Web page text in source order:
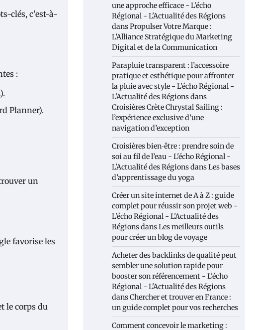
clés, c’est-à-
:
Planner).
un
favorise les
le corps du
une approche efficace - L'écho
Régional - L'Actualité des Régions
dansPropulser Votre Marque :
L’Alliance Stratégique du Marketing
Digital et de la Communication
Parapluie transparent : l’accessoire
pratique et esthétique pour affronter
la pluie avec style - L'écho Régional -
L'Actualité des Régionsdans
Croisières Crète Chrystal Sailing :
l’expérience exclusive d’une
navigation d’exception
Croisières bien‑être : prendre soin de
soi au fil de l’eau - L'écho Régional -
L'Actualité des RégionsdansLes bases
d’apprentissage du yoga
Créer un site internet de A à Z : guide
complet pour réussir son projet web -
L'écho Régional - L'Actualité des
RégionsdansLes meilleurs outils
pour créer un blog de voyage
Acheter des backlinks de qualité peut
sembler une solution rapide pour
booster son référencement - L'écho
Régional - L'Actualité des Régions
dansChercher et trouver en France :
un guide complet pour vos recherches
Comment concevoir le marketing :